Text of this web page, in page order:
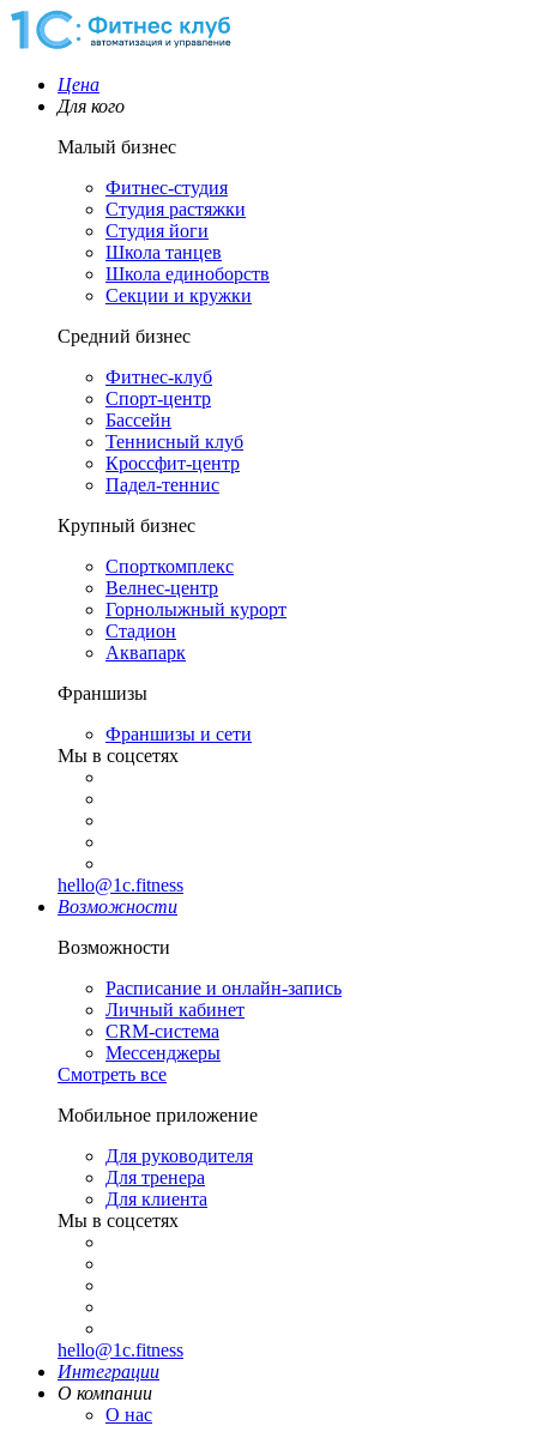
Цена
Для кого
Малый бизнес
Фитнес-студия
Студия растяжки
Студия йоги
Школа танцев
Школа единоборств
Секции и кружки
Средний бизнес
Фитнес-клуб
Спорт-центр
Бассейн
Теннисный клуб
Кроссфит-центр
Падел-теннис
Крупный бизнес
Спорткомплекс
Велнес-центр
Горнолыжный курорт
Стадион
Аквапарк
Франшизы
Франшизы и сети
Мы в соцсетях
hello@1c.fitness
Возможности
Возможности
Расписание и онлайн-запись
Личный кабинет
CRM-система
Мессенджеры
Смотреть все
Мобильное приложение
Для руководителя
Для тренера
Для клиента
Мы в соцсетях
hello@1c.fitness
Интеграции
О компании
О нас